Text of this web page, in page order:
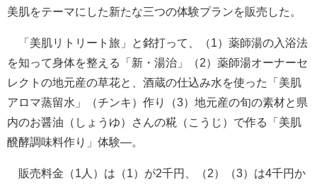
美肌をテーマにした新たな三つの体験プランを販売した。
「美肌リトリート旅」と銘打って、（1）薬師湯の入浴法
を知って身体を整える「新・湯治」（2）薬師湯オーナーセ
レクトの地元産の草花と、酒蔵の仕込み水を使った「美肌
アロマ蒸留水」（チンキ）作り（3）地元産の旬の素材と県
内のお醤油（しょうゆ）さんの糀（こうじ）で作る「美肌
醗酵調味料作り」体験―。
販売料金（1人）は（1）が2千円、（2）（3）は4千円か